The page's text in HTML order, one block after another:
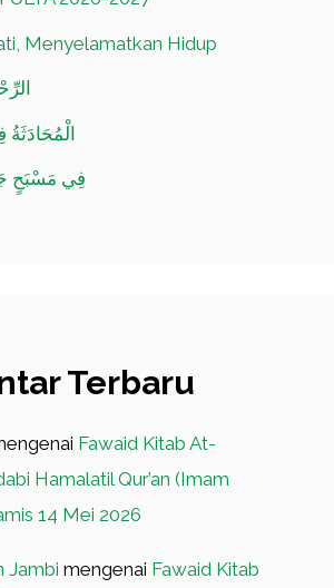
Menyelamatkan Hidup
الْمُحَادَثَةُ
فِي مَسْبَحٍ
Terbaru
Fawaid Kitab At-
Hamalatil Qur’an (Imam
14 Mei 2026
Jambi mengenai Fawaid Kitab